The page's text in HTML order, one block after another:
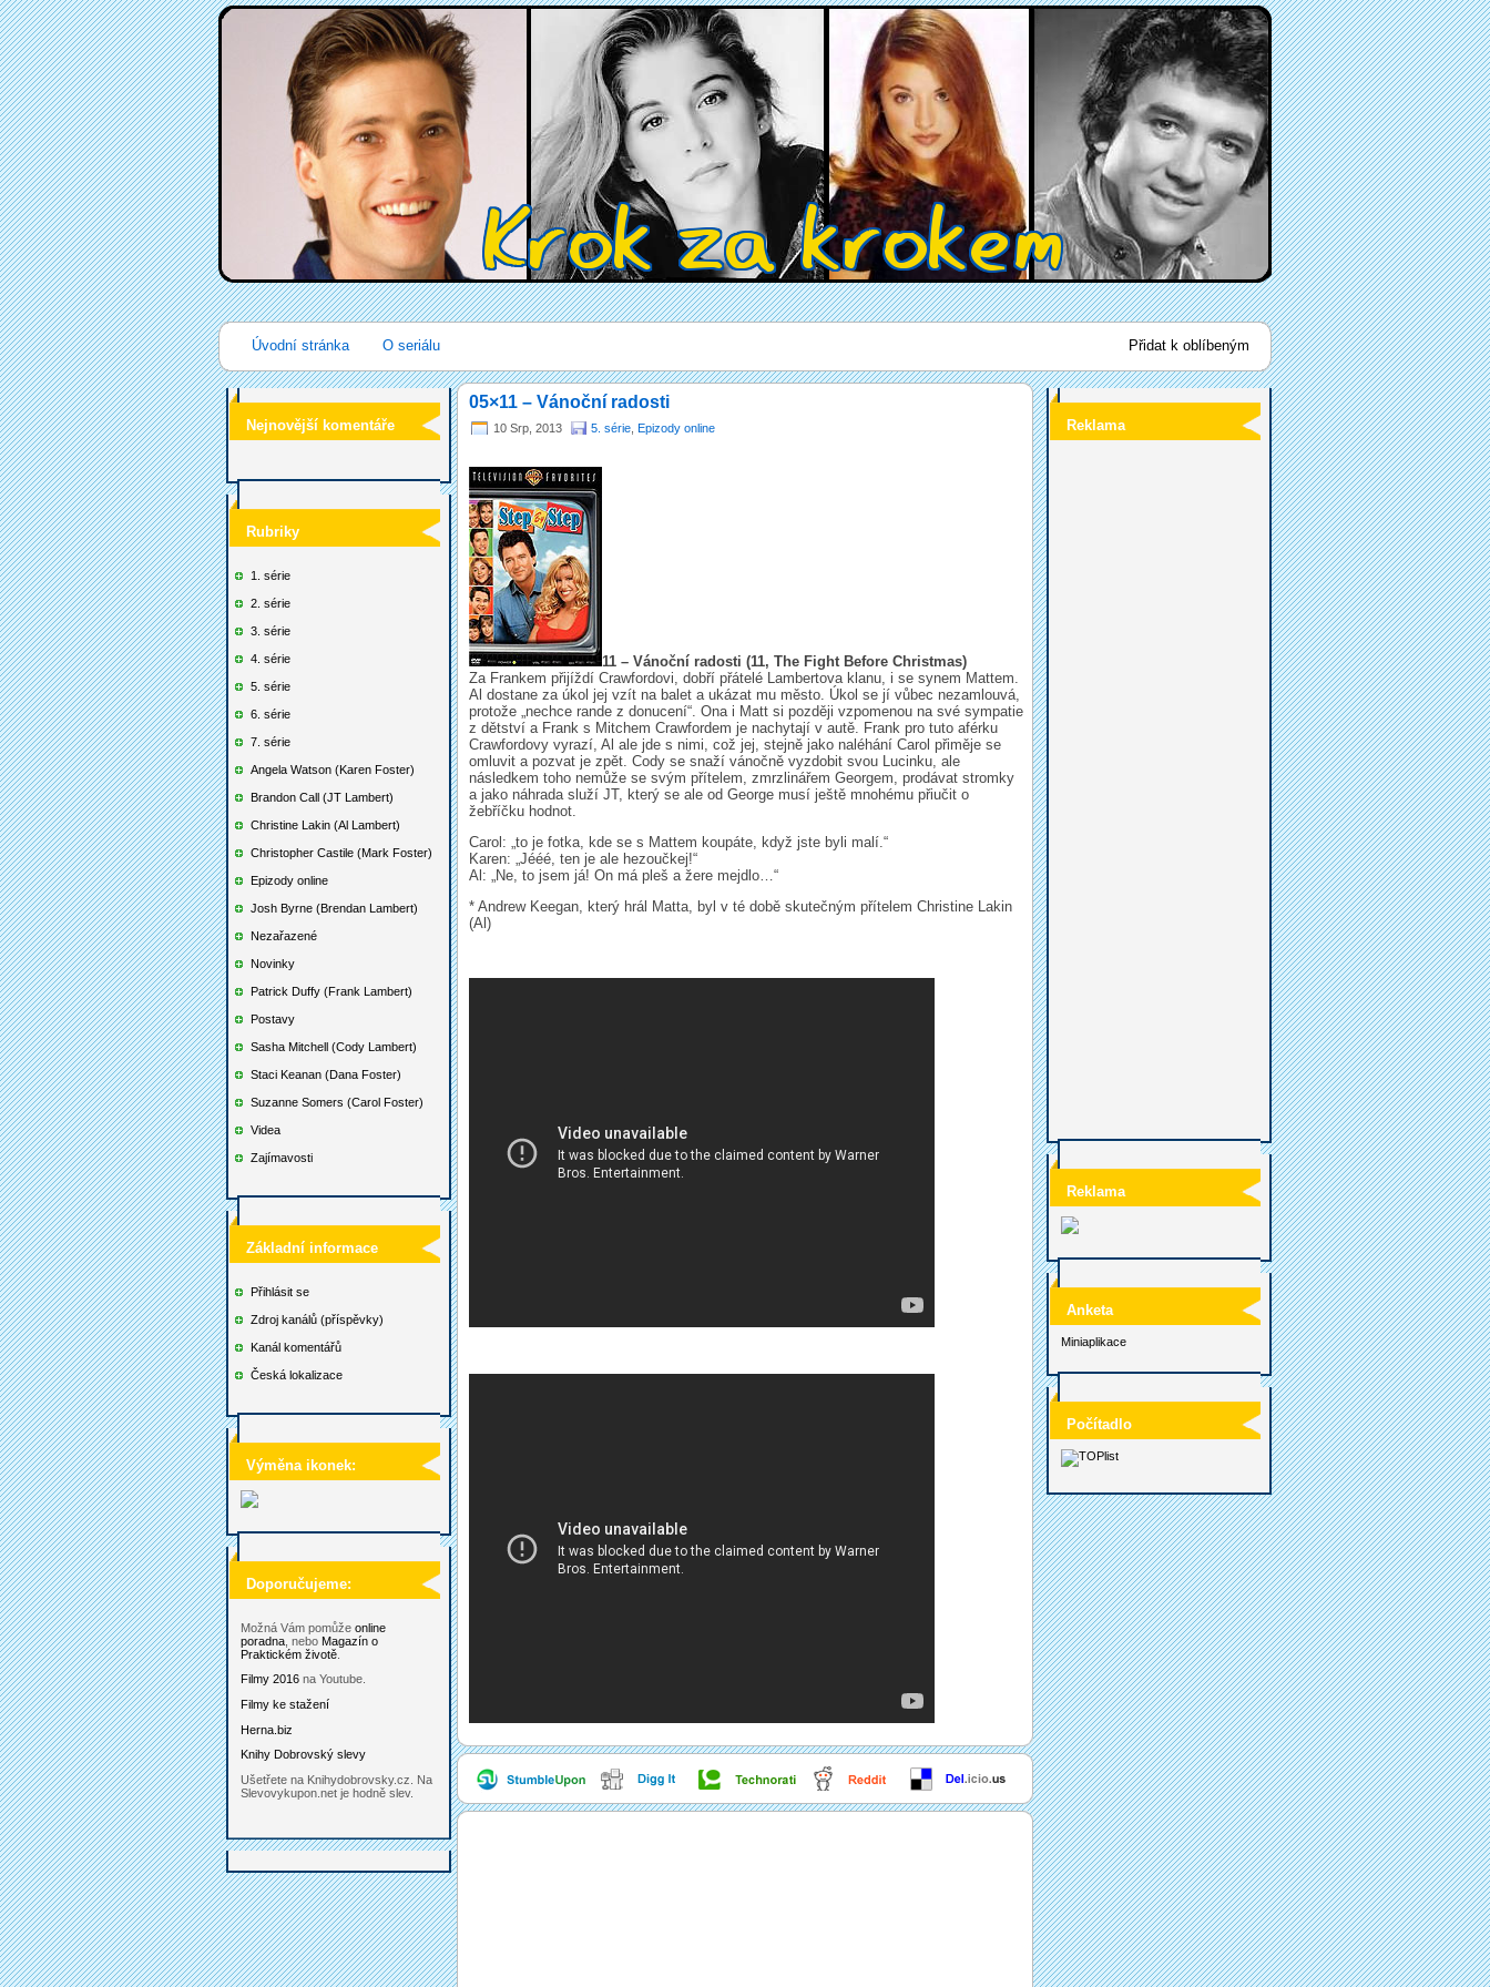
Úvodní stránka O seriálu Přidat k oblíbeným
Nejnovější komentáře
Rubriky
1. série
2. série
3. série
4. série
5. série
6. série
7. série
Angela Watson (Karen Foster)
Brandon Call (JT Lambert)
Christine Lakin (Al Lambert)
Christopher Castile (Mark Foster)
Epizody online
Josh Byrne (Brendan Lambert)
Nezařazené
Novinky
Patrick Duffy (Frank Lambert)
Postavy
Sasha Mitchell (Cody Lambert)
Staci Keanan (Dana Foster)
Suzanne Somers (Carol Foster)
Videa
Zajímavosti
Základní informace
Přihlásit se
Zdroj kanálů (příspěvky)
Kanál komentářů
Česká lokalizace
Výměna ikonek:
Doporučujeme:
Možná Vám pomůže online
poradna , nebo Magazín o
Praktickém životě
Filmy 2016 na Youtube.
Filmy ke stažení
Herna.biz
Knihy Dobrovský slevy
Ušetřete na Knihydobrovsky.cz. Na
Slevovykupon.net je hodně slev.
Reklama
Reklama
Anketa
Miniaplikace
Počítadlo
05×11 – Vánoční radosti
10 Srp, 2013 5. série Epizody online
11 – Vánoční radosti (11, The Fight Before Christmas)
Za Frankem přijíždí Crawfordovi, dobří přátelé Lambertova klanu, i se synem Mattem.
Al dostane za úkol jej vzít na balet a ukázat mu město. Úkol se jí vůbec nezamlouvá,
protože „nechce rande z donucení“. Ona i Matt si později vzpomenou na své sympatie
z dětství a Frank s Mitchem Crawfordem je nachytají v autě. Frank pro tuto aférku
Crawfordovy vyrazí, Al ale jde s nimi, což jej, stejně jako naléhání Carol přiměje se
omluvit a pozvat je zpět. Cody se snaží vánočně vyzdobit svou Lucinku, ale
následkem toho nemůže se svým přítelem, zmrzlinářem Georgem, prodávat stromky
a jako náhrada služí JT, který se ale od George musí ještě mnohému přiučit o
žebříčku hodnot.
Carol: „to je fotka, kde se s Mattem koupáte, když jste byli malí.“
Karen: „Jééé, ten je ale hezoučkej!“
Al: „Ne, to jsem já! On má pleš a žere mejdlo…“
* Andrew Keegan, který hrál Matta, byl v té době skutečným přítelem Christine Lakin
(Al)